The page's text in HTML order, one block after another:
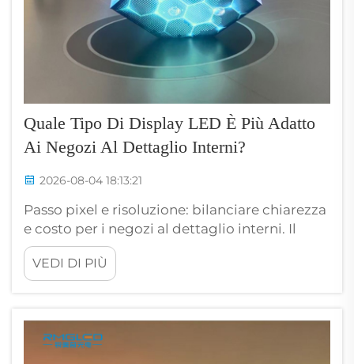
Quale Tipo Di Display LED È Più Adatto
Ai Negozi Al Dettaglio Interni?
2026-08-04 18:13:21
Passo pixel e risoluzione: bilanciare chiarezza
e costo per i negozi al dettaglio interni. Il
passo pixel, ovvero la distanza tra i centri di
due pixel LED adiacenti, determina
direttamente la nitidezza percepita. Per un
VEDI DI PIÙ